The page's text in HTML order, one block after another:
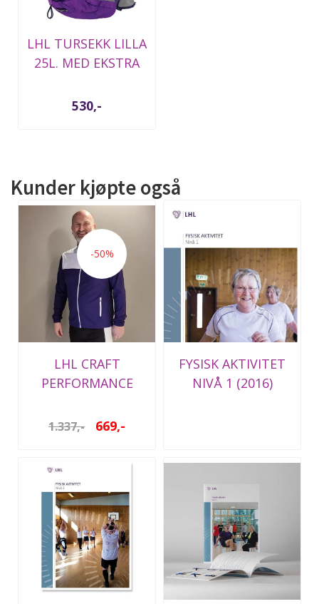
LHL TURSEKK LILLA
25L. MED EKSTRA
530,-
Kunder kjøpte også
-50%
LHL CRAFT
PERFORMANCE
1.337,- 669,-
FYSISK AKTIVITET
NIVÅ 1 (2016)